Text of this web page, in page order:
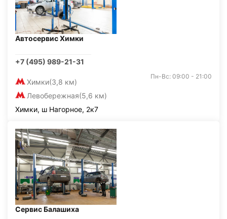
Автосервис Химки
+7 (495) 989-21-31
Химки(3,8 км)
Левобережная(5,6 км)
Пн-Вс: 09:00 - 21:00
Химки, ш Нагорное, 2к7
Сервис Балашиха